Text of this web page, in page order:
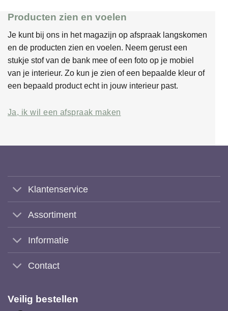
Producten zien en voelen
Je kunt bij ons in het magazijn op afspraak langskomen
en de producten zien en voelen. Neem gerust een
stukje stof van de bank mee of een foto op je mobiel
van je interieur. Zo kun je zien of een bepaalde kleur of
een bepaald product echt in jouw interieur past.
Ja, ik wil een afspraak maken
Klantenservice
Assortiment
Informatie
Contact
Veilig bestellen